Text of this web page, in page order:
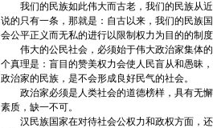
我们的民族如此伟大而古老，我们的民族从近
说的只有一条，那就是：自古以来，我们的民族
会公平正义而无私的进行以限制权力为目的的制度
伟大的公民社会，必须始于伟大政治家集体的
个真理是：盲目的赞美权力会使人民盲从和愚昧
政治家的民族，是不会形成良好民气的社会。
政治家必须是人类社会的道德榜样，具有无懈
素质，缺一不可。
汉民族国家在对待社会公权力和政权方面，还